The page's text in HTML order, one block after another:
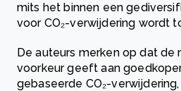
mits het binnen een
voor CO₂-verwijdering wordt
De auteurs merken op dat
voorkeur geeft aan
gebaseerde CO₂-